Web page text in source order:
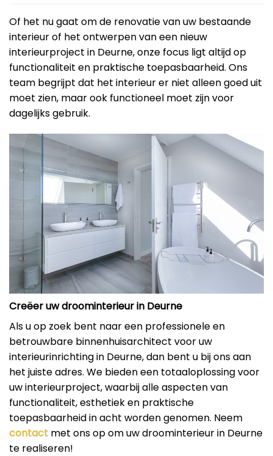
Of het nu gaat om de renovatie van uw bestaande
interieur of het ontwerpen van een nieuw
interieurproject in Deurne, onze focus ligt altijd op
functionaliteit en praktische toepasbaarheid. Ons
team begrijpt dat het interieur er niet alleen goed uit
moet zien, maar ook functioneel moet zijn voor
dagelijks gebruik.
Creëer uw droominterieur in Deurne
Als u op zoek bent naar een professionele en
betrouwbare binnenhuisarchitect voor uw
interieurinrichting in Deurne, dan bent u bij ons aan
het juiste adres. We bieden een totaaloplossing voor
uw interieurproject, waarbij alle aspecten van
functionaliteit, esthetiek en praktische
toepasbaarheid in acht worden genomen. Neem
contact met ons op om uw droominterieur in Deurne
te realiseren!